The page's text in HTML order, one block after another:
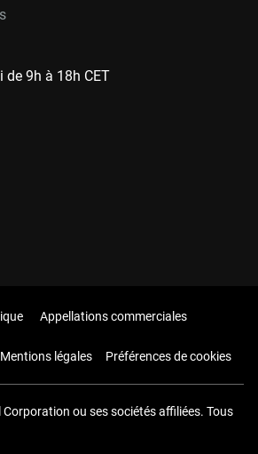
de 9h à 18h CET
Appellations commerciales
Mentions légales Préférences de cookies
ou ses sociétés affiliées. Tous